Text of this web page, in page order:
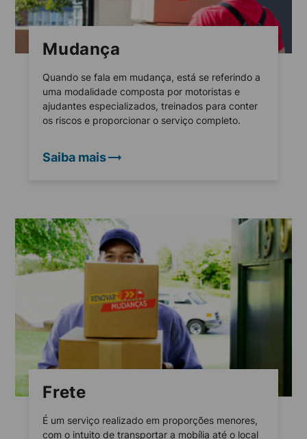
Mudança
Quando se fala em mudança, está se referindo a
uma modalidade composta por motoristas e
ajudantes especializados, treinados para conter
os riscos e proporcionar o serviço completo.
Saiba mais
Frete
É um serviço realizado em proporções menores,
com o intuito de transportar a mobília até o local